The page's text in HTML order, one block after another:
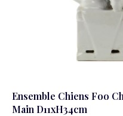
Ensemble Chiens Foo
Main D11xH34cm